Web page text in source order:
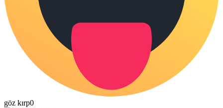
göz kırp0